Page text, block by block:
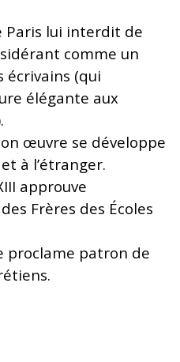
Paris lui interdit de
comme un
écrivains (qui
élégante aux
œuvre se développe
à l’étranger.
approuve
Frères des Écoles
proclame patron de